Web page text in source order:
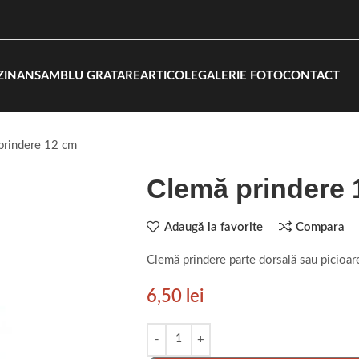
ANSAMBLU GRATAREARTICOLEGALERIE FOTOCONTACT
12 cm
Clemă prindere
Adaugă la favorite Compara
Clemă prindere parte dorsală sau
6,50 lei